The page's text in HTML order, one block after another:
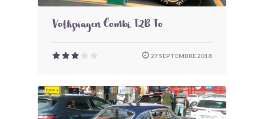
Volkswagen Combi T2B To
27 SEPTEMBRE 2018